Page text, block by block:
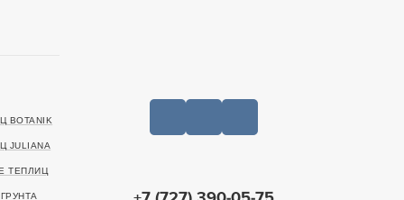
BOTANIK
JULIANA
ТЕПЛИЦ